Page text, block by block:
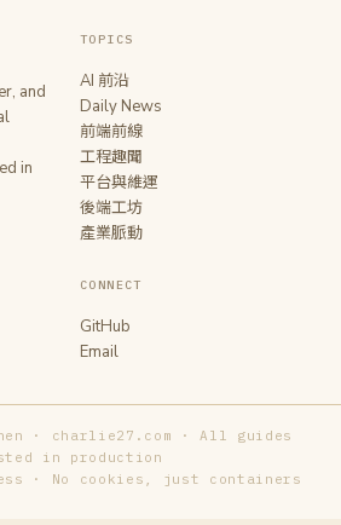
and
in
TOPICS
AI 前沿
Daily News
前端前線
工程趣聞
平台與維運
後端工坊
產業脈動
CONNECT
GitHub
Email
· charlie27.com · All guides
in production
· No cookies, just containers